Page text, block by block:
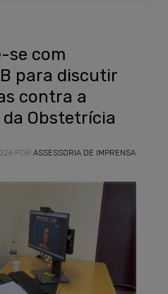
se com
para discutir
contra a
Obstetrícia
POR ASSESSORIA DE IMPRENSA